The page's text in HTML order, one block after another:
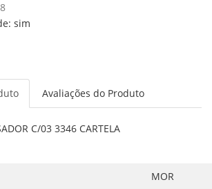
sim
Avaliações do Produto
C/03 3346 CARTELA
MOR